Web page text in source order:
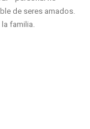
de seres amados.
familia.